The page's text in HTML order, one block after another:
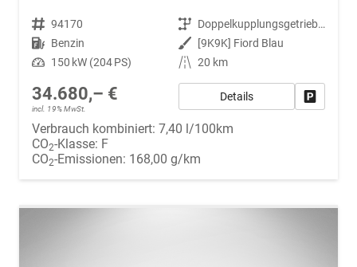
Fahrzeugnr. 94170 Getriebe
Doppelkupplungsgetriebe (DSG)
Kraftstoff Benzin Außenfarbe [9K9K] Fiord Blau
Leistung 150 kW (204 PS) Kilometerstand 20 km
34.680,– €
incl. 19% MwSt.
Details
Verbrauch kombiniert: 7,40 l/100km
CO2-Klasse: F
CO2-Emissionen: 168,00 g/km